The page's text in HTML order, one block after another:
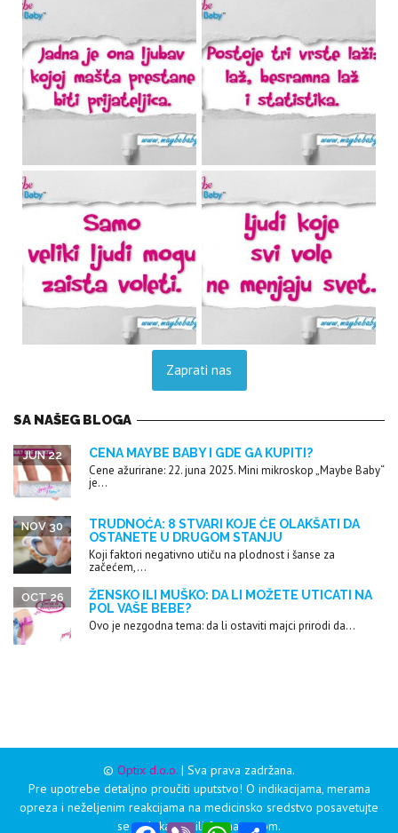
Zaprati nas
SA NAŠEG BLOGA
CENA MAYBE BABY I GDE GA KUPITI?
JUN 22
Cene ažurirane: 22. juna 2025. Mini mikroskop „Maybe Baby“
je...
TRUDNOĆA: 8 STVARI KOJE ĆE OLAKŠATI DA
OSTANETE U DRUGOM STANJU
NOV 30
Koji faktori negativno utiču na plodnost i šanse za
začećem,...
ŽENSKO ILI MUŠKO: DA LI MOŽETE UTICATI NA
POL VAŠE BEBE?
OCT 26
Ovo je nezgodna tema: da li ostaviti majci prirodi da...
© Optix d.o.o. | Sva prava zadržana.
Pre upotrebe detaljno proučiti uputstvo! O indikacijama, merama
opreza i neželjenim reakcijama na medicinsko sredstvo posavetujte
se sa lekarom ili farmaceutom.
Facebook
Viber WhatsApp
Share